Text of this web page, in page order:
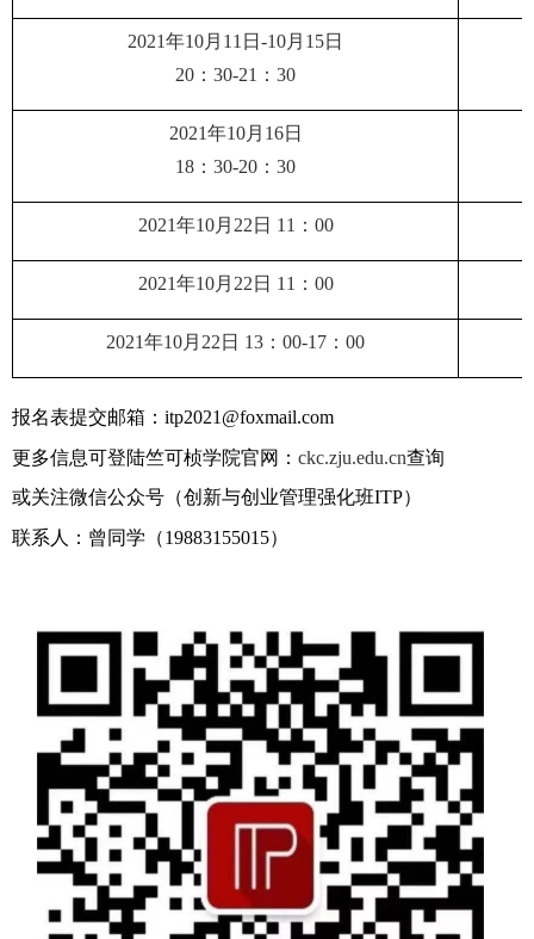
2021年10月 11 日 -10月 15日
20 ： 30-21 ： 30
2021年10月 16日
18 ： 30-20 ： 30
2021年10月 22 日 11 ： 00
2021年10月 22 日 11 ： 00
2021年10月 22 日 13 ： 00-17 ： 00
报名表提交邮箱： itp2021@foxmail.com
更多信息可登陆竺可桢学院官网： ckc.zju.edu.cn查询
或关注微信公众号（创新与创业管理强化班ITP）
联系人：曾同学（19883155015）